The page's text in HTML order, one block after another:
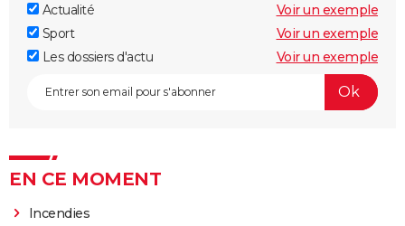
Actualité
Voir un exemple
Sport
Voir un exemple
Les dossiers d'actu
Voir un exemple
EN CE MOMENT
Incendies